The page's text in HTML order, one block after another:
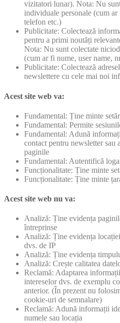
vizitatori lunar). Nota: Nu
individuale personale (cum ar
telefon etc.)
Publicitate: Colectează
pentru a primi noutăți
Nota: Nu sunt colectate
(cum ar fi nume, user name,
Publicitate: Colectează
newslettere cu cele mai noi
Acest site web va:
Fundamental: Ține minte
Fundamental: Permite
Fundamental: Adună
contact pentru newsletter sau
paginile
Fundamental: Autentifică
Funcționalitate: Ține minte
Funcționalitate: Ține minte
Acest site web nu va:
Analiză: Ține evidența
întreprinse
Analiză: Ține evidența
dvs. de IP
Analiză: Ține evidența
Analiză: Crește calitatea
Reclamă: Adaptarea
intereselor dvs. de exemplu
anterior. (În prezent nu
cookie-uri de semnalare)
Reclamă: Adună informații
numele sau locația